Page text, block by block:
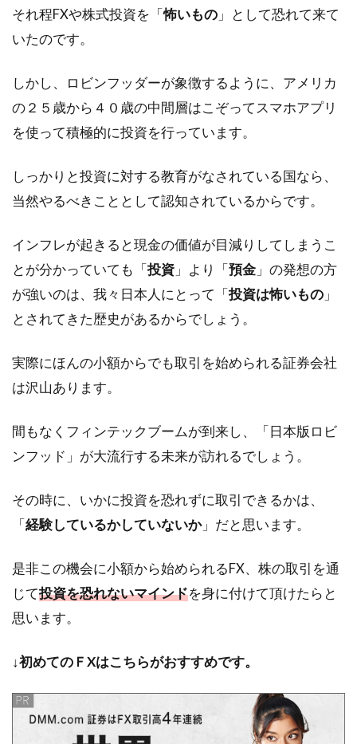
それ程FXや株式投資を「怖いもの 」として恐れて来て
いたのです。
しかし、ロビンフッダーが象徴するように、アメリカ
の２５歳から４０歳の中間層はこぞってスマホアプリ
を使って積極的に投資を行っています。
しっかりと投資に対する教育がなされている国なら、
当然やるべきこととして認知されているからです。
インフレが起きると現金の価値が目減りしてしまうこ
とが分かっていても「投資 」より「預金 」の発想の方
が強いのは、我々日本人にとって「投資は怖いもの 」
とされてきた歴史があるからでしょう。
実際にほんの小額からでも取引を始められる証券会社
は沢山あります。
間もなくフィンテックブームが到来し、「日本版ロビ
ンフッド」が大流行する未来が訪れるでしょう。
その時に、いかに投資を恐れずに取引できるかは、
「経験しているかしていないか」だと思います。
是非この機会に小額から始められるFX、株の取引を通
じて投資を恐れないマインドを身に付けて頂けたらと
思います。
↓初めてのＦXはこちらがおすすめです。